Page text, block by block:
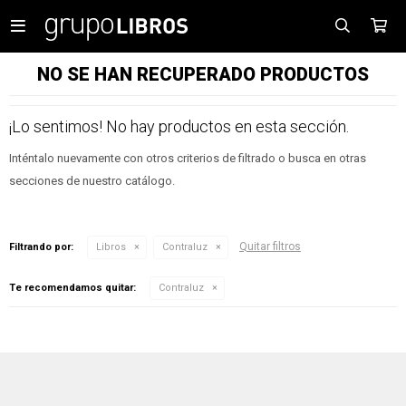

NO SE HAN RECUPERADO PRODUCTOS
¡Lo sentimos! No hay productos en esta sección.
Inténtalo nuevamente con otros criterios de filtrado o busca en otras
secciones de nuestro catálogo.
Filtrando por: Libros Contraluz Quitar filtros
Te recomendamos quitar: Contraluz